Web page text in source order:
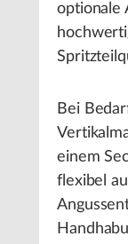
optionale
Bei
einem
flexibel